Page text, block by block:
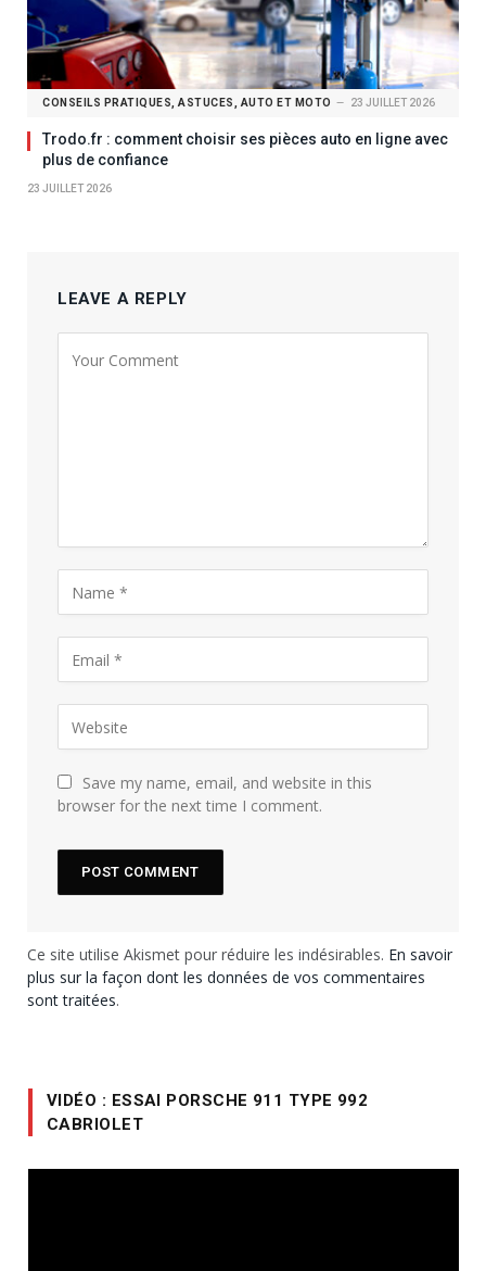
CONSEILS PRATIQUES, ASTUCES, AUTO ET MOTO 23 JUILLET 2026
Trodo.fr : comment choisir ses pièces auto en ligne avec
plus de confiance
23 JUILLET 2026
LEAVE A REPLY
Save my name, email, and website in this
browser for the next time I comment.
Ce site utilise Akismet pour réduire les indésirables. En savoir
plus sur la façon dont les données de vos commentaires
sont traitées.
VIDÉO : ESSAI PORSCHE 911 TYPE 992
CABRIOLET